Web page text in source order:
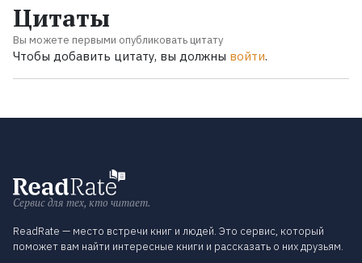
Цитаты
Вы можете первыми опубликовать цитату
Чтобы добавить цитату, вы должны войти.
Сервис для тех, кто читает.
ReadRate — место встречи книг и людей. Это сервис, который
поможет вам найти интересные книги и рассказать о них друзьям.